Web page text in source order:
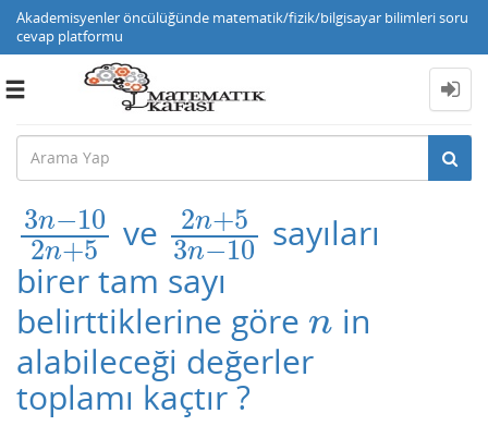
Akademisyenler öncülüğünde matematik/fizik/bilgisayar bilimleri soru
cevap platformu
Toggle
3n−10
2n+5
3n−10 2n+ 5
ve 2n+5
3n−10
2n+53 n−10
sayıları
birer tam sayı
belirttiklerine göre n
n in
alabileceği değerler
toplamı kaçtır ?